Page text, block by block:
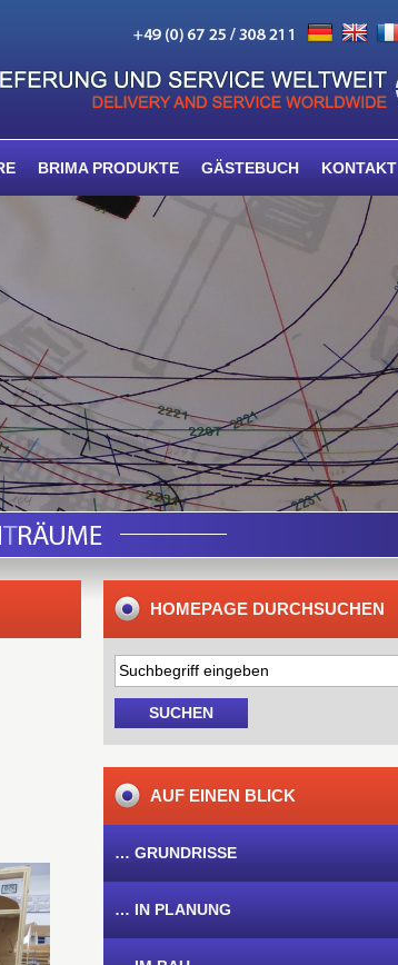
BRIMA PRODUKTE GÄSTEBUCH KONTAKT
HOMEPAGE DURCHSUCHEN
AUF EINEN BLICK
… GRUNDRISSE
… IN PLANUNG